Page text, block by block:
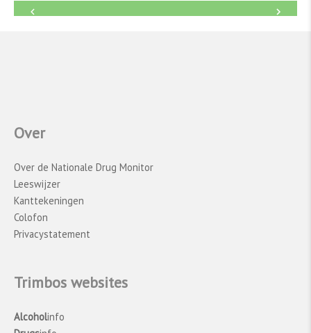
→
←
Over
Over de Nationale Drug Monitor
Leeswijzer
Kanttekeningen
Colofon
Privacystatement
Trimbos websites
Alcoholinfo